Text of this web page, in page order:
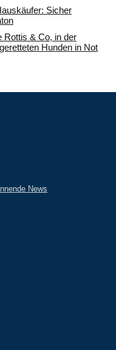
Sicher
Rottis & Co, in der
Hunden in Not
News